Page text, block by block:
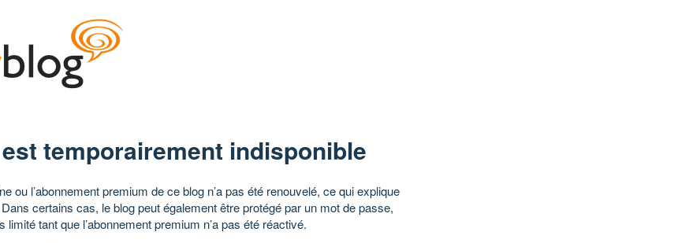
temporairement indisponible
ou l’abonnement premium de ce blog n’a pas été renouvelé, ce qui explique
certains cas, le blog peut également être protégé par un mot de passe,
limité tant que l’abonnement premium n’a pas été réactivé.